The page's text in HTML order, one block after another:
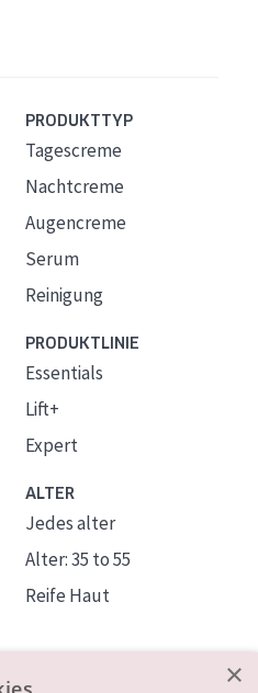
PRODUKTTYP
Tagescreme
Nachtcreme
Augencreme
Serum
Reinigung
PRODUKTLINIE
Essentials
Lift+
Expert
ALTER
Jedes alter
Alter: 35 to 55
Reife Haut
×